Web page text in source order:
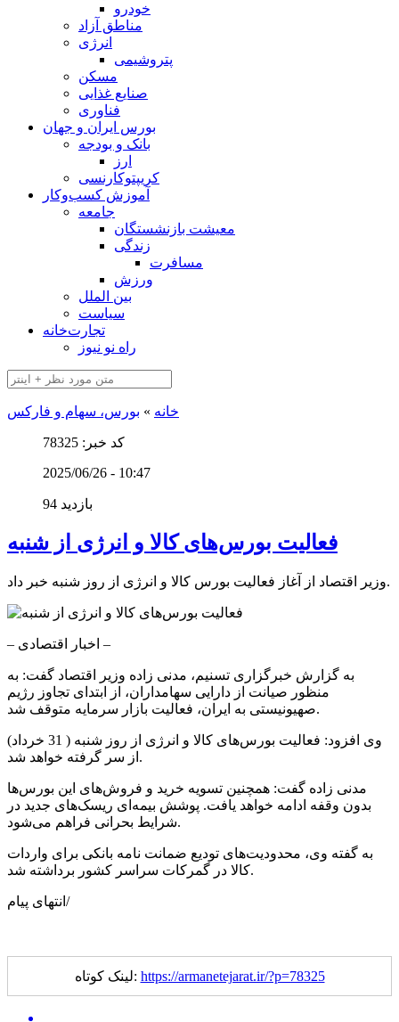
خودرو
مناطق آزاد
انرژی
پتروشیمی
مسکن
صنایع غذایی
فناوری
بورس ایران و جهان
بانک و بودجه
ارز
کریپتوکارنسی
آموزش کسب‌وکار
جامعه
معیشت بازنشستگان
زندگی
مسافرت
ورزش
بین الملل
سیاست
تجارت‌خانه
راه نو نیوز
خانه » بورس، سهام و فارکس
کد خبر: 78325
2025/06/26 - 10:47
94 بازدید
فعالیت بورس‌های کالا و انرژی از شنبه
وزیر اقتصاد از آغاز فعالیت بورس کالا و انرژی از روز شنبه خبر داد.
– اخبار اقتصادی –
به گزارش خبرگزاری تسنیم، مدنی زاده وزیر اقتصاد گفت: به
منظور صیانت از دارایی سهامداران، از ابتدای تجاوز رژیم
صهیونیستی به ایران، فعالیت بازار سرمایه متوقف شد.
وی افزود: فعالیت بورس‌های کالا و انرژی از روز شنبه ( 31 خرداد)
از سر گرفته خواهد شد.
مدنی زاده گفت: همچنین تسویه خرید و فروش‌های این بورس‌ها
بدون وقفه ادامه خواهد یافت. پوشش بیمه‌ای ریسک‌های جدید در
شرایط بحرانی فراهم می‌شود.
به گفته وی، محدودیت‌های تودیع ضمانت نامه بانکی برای واردات
کالا در گمرکات سراسر کشور برداشته شد.
انتهای پیام/
لینک کوتاه: https://armanetejarat.ir/?p=78325